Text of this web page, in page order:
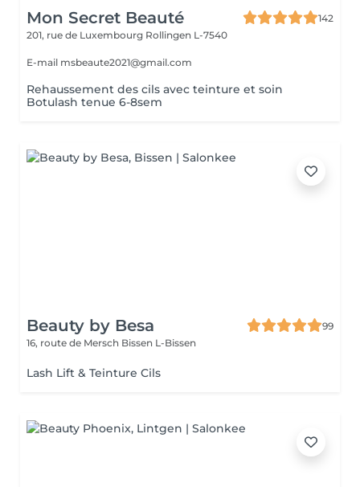
Mon Secret Beauté
142
201, rue de Luxembourg Rollingen L-7540
E-mail msbeaute2021@gmail.com
Rehaussement des cils avec teinture et soin
Botulash tenue 6-8sem
Beauty by Besa
99
16, route de Mersch Bissen L-Bissen
Lash Lift & Teinture Cils